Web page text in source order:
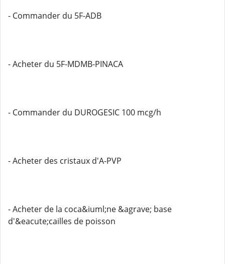
- Commander du 5F-ADB
- Acheter du 5F-MDMB-PINACA
- Commander du DUROGESIC 100 mcg/h
- Acheter des cristaux d'A-PVP
- Acheter de la coca&iuml;ne &agrave; base
d'&eacute;cailles de poisson